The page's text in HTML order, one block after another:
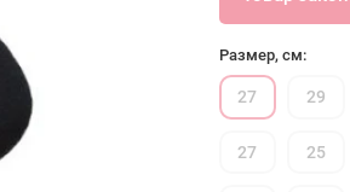
Размер, см:
27 29
27 25